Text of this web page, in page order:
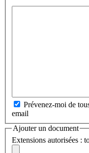
Prévenez-moi de
email
Ajouter un document
Extensions autorisées :